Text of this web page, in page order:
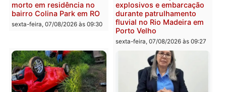
Polícia
mercúrio escondidos em
estepe em Porto Velho
sexta-feira, 07/08/2026 às 09:38
Polícia
Polícia Civil deflagra
operação contra facção
criminosa que atacava
provedores de internet
Rondônia
sexta-feira, 07/08/2026 às